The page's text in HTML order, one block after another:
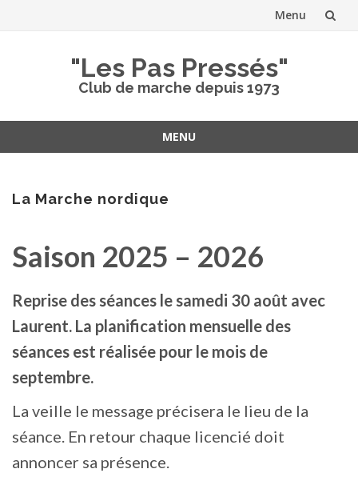
Menu
"Les Pas Pressés"
Club de marche depuis 1973
MENU
contenu
La Marche nordique
Saison 2025 – 2026
Reprise des séances le samedi 30 août avec
Laurent. La planification mensuelle des
séances est réalisée pour le mois de
septembre.
La veille le message précisera le lieu de la
séance. En retour chaque licencié doit
annoncer sa présence.